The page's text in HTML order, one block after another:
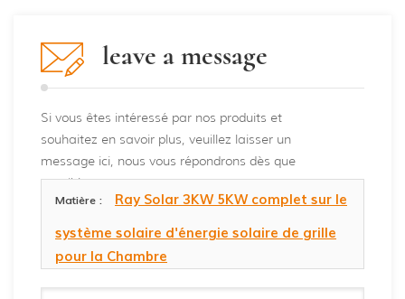
leave a message
Si vous êtes intéressé par nos produits et
souhaitez en savoir plus, veuillez laisser un
message ici, nous vous répondrons dès que
possible.
Matière :
Ray Solar 3KW 5KW complet sur le
système solaire d'énergie solaire de grille
pour la Chambre